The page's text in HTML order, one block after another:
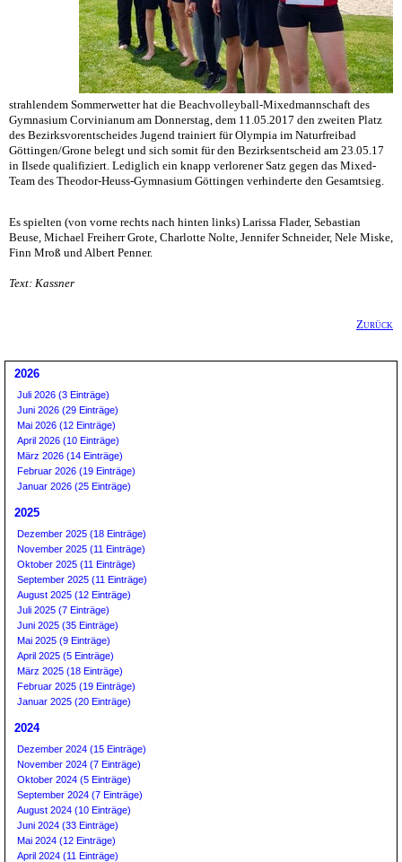
strahlendem Sommerwetter hat die Beachvolleyball-Mixedmannschaft des
Gymnasium Corvinianum am Donnerstag, dem 11.05.2017 den zweiten Platz
des Bezirksvorentscheides Jugend trainiert für Olympia im Naturfreibad
Göttingen/Grone belegt und sich somit für den Bezirksentscheid am 23.05.17
in Ilsede qualifiziert. Lediglich ein knapp verlorener Satz gegen das Mixed-
Team des Theodor-Heuss-Gymnasium Göttingen verhinderte den Gesamtsieg.
Es spielten (von vorne rechts nach hinten links) Larissa Flader, Sebastian
Beuse, Michael Freiherr Grote, Charlotte Nolte, Jennifer Schneider, Nele Miske,
Finn Mroß und Albert Penner.
Text: Kassner
Zurück
2026
Juli 2026 (3 Einträge)
Juni 2026 (29 Einträge)
Mai 2026 (12 Einträge)
April 2026 (10 Einträge)
März 2026 (14 Einträge)
Februar 2026 (19 Einträge)
Januar 2026 (25 Einträge)
2025
Dezember 2025 (18 Einträge)
November 2025 (11 Einträge)
Oktober 2025 (11 Einträge)
September 2025 (11 Einträge)
August 2025 (12 Einträge)
Juli 2025 (7 Einträge)
Juni 2025 (35 Einträge)
Mai 2025 (9 Einträge)
April 2025 (5 Einträge)
März 2025 (18 Einträge)
Februar 2025 (19 Einträge)
Januar 2025 (20 Einträge)
2024
Dezember 2024 (15 Einträge)
November 2024 (7 Einträge)
Oktober 2024 (5 Einträge)
September 2024 (7 Einträge)
August 2024 (10 Einträge)
Juni 2024 (33 Einträge)
Mai 2024 (12 Einträge)
April 2024 (11 Einträge)